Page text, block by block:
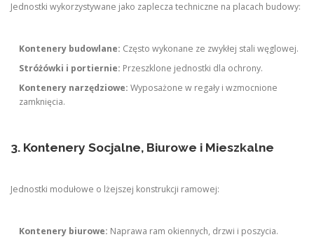
Jednostki wykorzystywane jako zaplecza techniczne na placach budowy:
Kontenery budowlane: Często wykonane ze zwykłej stali węglowej.
Stróżówki i portiernie: Przeszklone jednostki dla ochrony.
Kontenery narzędziowe: Wyposażone w regały i wzmocnione
zamknięcia.
3. Kontenery Socjalne, Biurowe i Mieszkalne
Jednostki modułowe o lżejszej konstrukcji ramowej:
Kontenery biurowe: Naprawa ram okiennych, drzwi i poszycia.